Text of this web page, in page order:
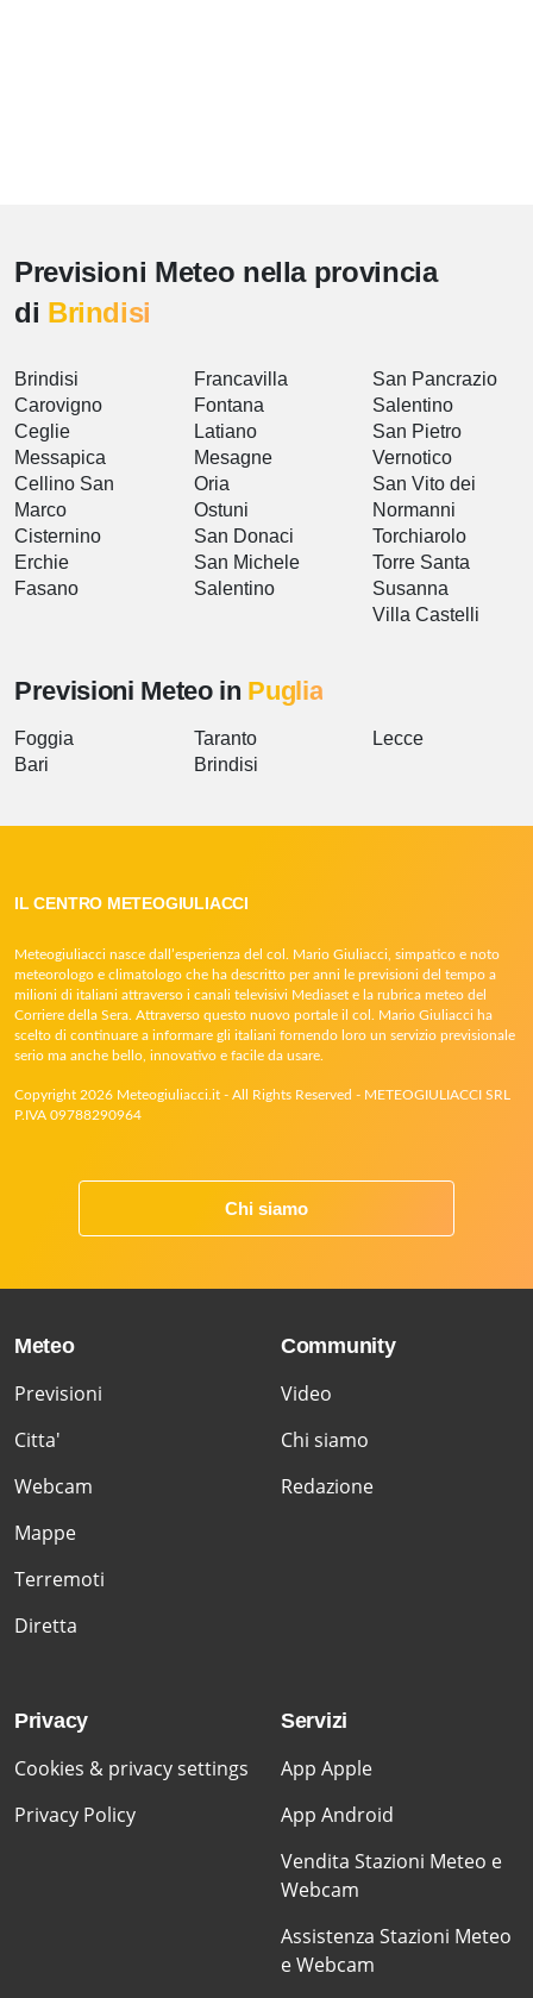
Previsioni Meteo nella provincia
di Brindisi
Brindisi
Carovigno
Ceglie
Messapica
Cellino San
Marco
Cisternino
Erchie
Fasano
Francavilla
Fontana
Latiano
Mesagne
Oria
Ostuni
San Donaci
San Michele
Salentino
San Pancrazio
Salentino
San Pietro
Vernotico
San Vito dei
Normanni
Torchiarolo
Torre Santa
Susanna
Villa Castelli
Previsioni Meteo in Puglia
Foggia
Bari
Taranto
Brindisi
Lecce
IL CENTRO METEOGIULIACCI
Meteogiuliacci nasce dall’esperienza del col. Mario Giuliacci, simpatico e noto
meteorologo e climatologo che ha descritto per anni le previsioni del tempo a
milioni di italiani attraverso i canali televisivi Mediaset e la rubrica meteo del
Corriere della Sera. Attraverso questo nuovo portale il col. Mario Giuliacci ha
scelto di continuare a informare gli italiani fornendo loro un servizio previsionale
serio ma anche bello, innovativo e facile da usare.
Copyright 2026 Meteogiuliacci.it - All Rights Reserved - METEOGIULIACCI SRL
P.IVA 09788290964
Chi siamo
Meteo
Previsioni
Citta'
Webcam
Mappe
Terremoti
Diretta
Community
Video
Chi siamo
Redazione
Privacy
Cookies & privacy settings
Privacy Policy
Servizi
App Apple
App Android
Vendita Stazioni Meteo e
Webcam
Assistenza Stazioni Meteo
e Webcam